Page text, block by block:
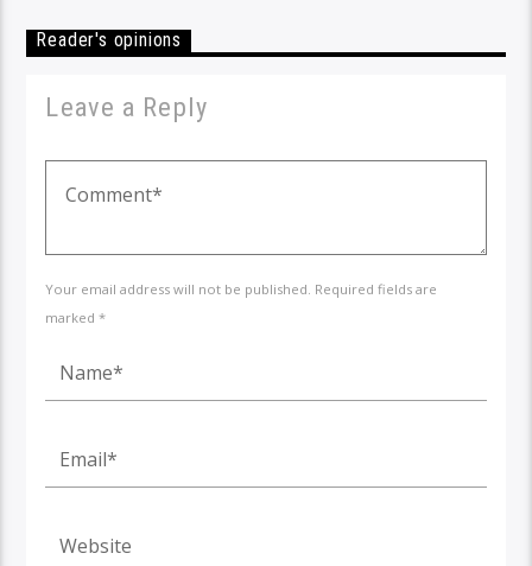
Reader's opinions
Leave a Reply
Your email address will not be published. Required fields are
marked *